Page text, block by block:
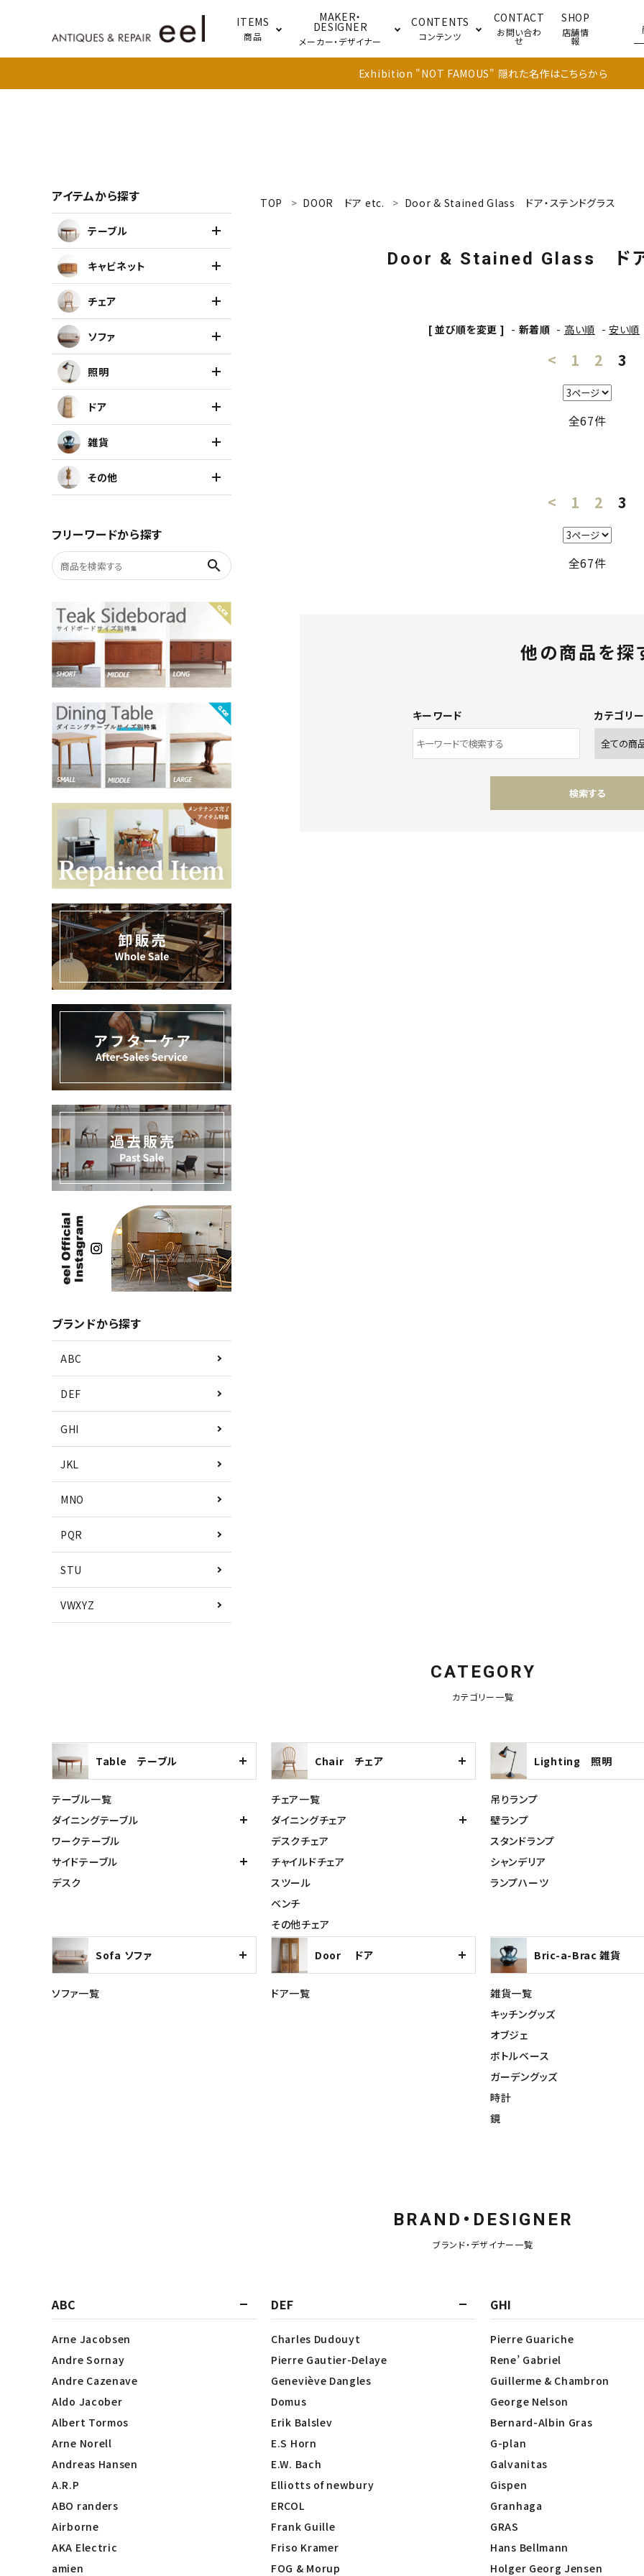
ITEMS
商品
MAKER・
DESIGNER
メーカー・デザイナー
CONTENTS
コンテンツ
CONTACT
お問い合わ
せ
SHOP
店舗情
報
Exhibition "NOT FAMOUS" 隠れた名作はこちらから
アイテムを探す
テーブル
キャビネット
チェア
ソファ
照明
雑貨
お気に入りリスト
デザイナーまとめ
メンテナンスについて
ギャラリー・シーン
納品事例
エキシビジョン・展示会
ACCOUNT MENU
ようこそ ゲスト 様
ログイン person 新規会員登録
TOP DOOR ドア etc. Door & Stained Glass ドア・ステンドグラス
Door & Stained Glass ド
[ 並び順を変更 ] - 新着順 - 高い順 -安い順
< 1 2 3
全67件
< 1 2 3
全67件
他の商品を探
キーワード カテゴリー
検索する
アイテムから探す
テーブル
キャビネット
チェア
ソファ
照明
ドア
雑貨
その他
フリーワードから探す
search
ブランドから探す
ABC
DEF
GHI
JKL
MNO
PQR
STU
VWXYZ
CATEGORY
カテゴリー一覧
Table テーブル
テーブル一覧
ダイニングテーブル
ワークテーブル
サイドテーブル
デスク
Chair チェア
チェア一覧
ダイニングチェア
デスクチェア
チャイルドチェア
スツール
ベンチ
その他チェア
Lighting 照明
吊りランプ
壁ランプ
スタンドランプ
シャンデリア
ランプハーツ
Sofa ソファ
ソファ一覧
Door ドア
ドア一覧
Bric-a-Brac 雑貨
雑貨一覧
キッチングッズ
オブジェ
ボトルベース
ガーデングッズ
時計
鏡
BRAND・DESIGNER
ブランド・デザイナー一覧
ABC
Arne Jacobsen
Andre Sornay
Andre Cazenave
Aldo Jacober
Albert Tormos
Arne Norell
Andreas Hansen
A.R.P
ABO randers
Airborne
AKA Electric
amien
DEF
Charles Dudouyt
Pierre Gautier-Delaye
Geneviève Dangles
Domus
Erik Balslev
E.S Horn
E.W. Bach
Elliotts of newbury
ERCOL
Frank Guille
Friso Kramer
FOG & Morup
GHI
Pierre Guariche
Rene’ Gabriel
Guillerme & Chambron
George Nelson
Bernard-Albin Gras
G-plan
Galvanitas
Gispen
Granhaga
GRAS
Hans Bellmann
Holger Georg Jensen